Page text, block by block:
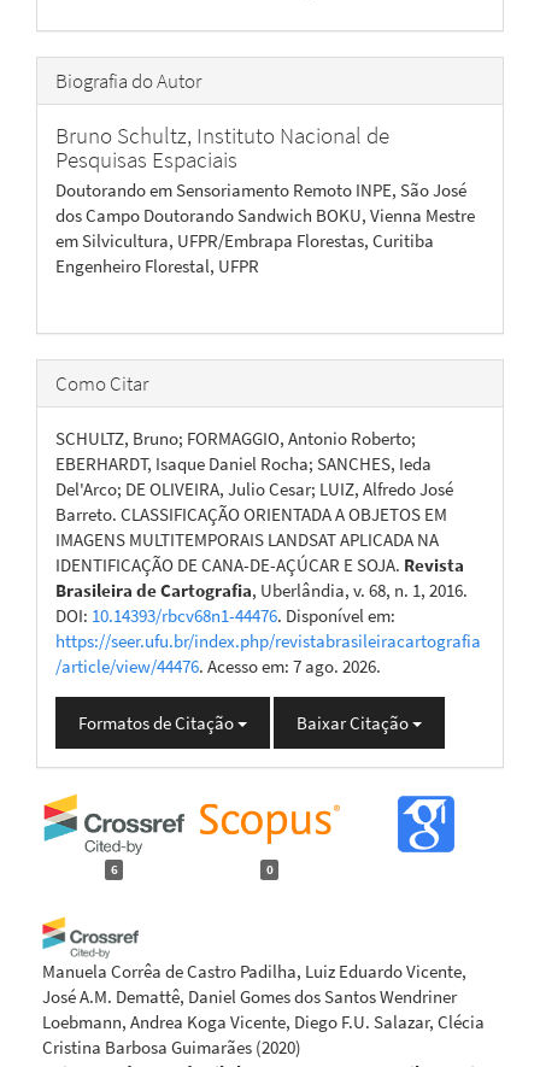
Biografia do Autor
Bruno Schultz, Instituto Nacional de
Pesquisas Espaciais
Doutorando em Sensoriamento Remoto INPE, São José
dos Campo Doutorando Sandwich BOKU, Vienna Mestre
em Silvicultura, UFPR/Embrapa Florestas, Curitiba
Engenheiro Florestal, UFPR
Como Citar
SCHULTZ, Bruno; FORMAGGIO, Antonio Roberto;
EBERHARDT, Isaque Daniel Rocha; SANCHES, Ieda
Del'Arco; DE OLIVEIRA, Julio Cesar; LUIZ, Alfredo José
Barreto. CLASSIFICAÇÃO ORIENTADA A OBJETOS EM
IMAGENS MULTITEMPORAIS LANDSAT APLICADA NA
IDENTIFICAÇÃO DE CANA-DE-AÇÚCAR E SOJA. Revista
Brasileira de Cartografia, Uberlândia, v. 68, n. 1, 2016.
DOI: 10.14393/rbcv68n1-44476. Disponível em:
https://seer.ufu.br/index.php/revistabrasileiracartografia
/article/view/44476. Acesso em: 7 ago. 2026.
Formatos de Citação Baixar Citação
6 0
Manuela Corrêa de Castro Padilha, Luiz Eduardo Vicente,
José A.M. Demattê, Daniel Gomes dos Santos Wendriner
Loebmann, Andrea Koga Vicente, Diego F.U. Salazar, Clécia
Cristina Barbosa Guimarães (2020)